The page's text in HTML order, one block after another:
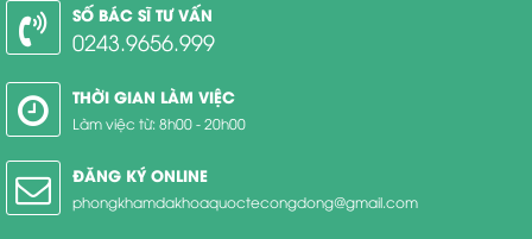
SỐ BÁC SĨ TƯ VẤN
0243.9656.999
THỜI GIAN LÀM VIỆC
Làm việc từ: 8h00 - 20h00
ĐĂNG KÝ ONLINE
phongkhamdakhoaquoctecongdong@gmail.com